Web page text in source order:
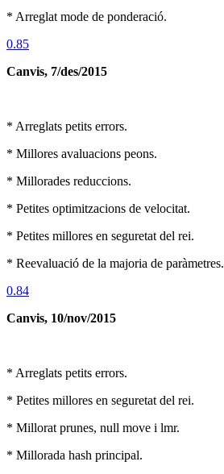
* Arreglat mode de ponderació.
0.85
Canvis, 7/des/2015
* Arreglats petits errors.
* Millores avaluacions peons.
* Millorades reduccions.
* Petites optimitzacions de velocitat.
* Petites millores en seguretat del rei.
* Reevaluació de la majoria de paràmetres.
0.84
Canvis, 10/nov/2015
* Arreglats petits errors.
* Petites millores en seguretat del rei.
* Millorat prunes, null move i lmr.
* Millorada hash principal.